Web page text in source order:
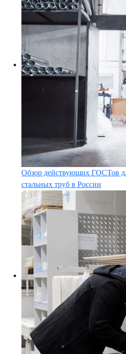
Обзор действующих ГОСТов
стальных труб в России